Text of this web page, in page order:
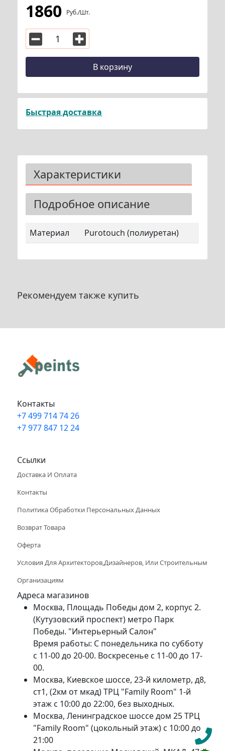
1860 Руб./шт.
В корзину
Быстрая доставка
Характеристики
Подробное описание
Материал Purotouch (полиуретан)
Рекомендуем также купить
Контакты
+7 499 714 74 26
+7 977 847 12 24
Ссылки
Доставка И Оплата
Контакты
Политика Обработки Персональных Данных
Возврат Товара
Оферта
Условия Для Архитекторов,дизайнеров, Или Строительным
Организациям
Адреса магазинов
Москва, Площадь Победы дом 2, корпус 2.
(Кутузовский проспект) метро Парк
Победы. "Интерьерный Салон"
Время работы: С понедельника по субботу
с 11-00 до 20-00. Воскресенье с 11-00 до 17-
00.
Москва, Киевское шоссе, 23-й километр, д8,
ст1, (2км от мкад) ТРЦ "Family Room" 1-й
этаж с 10:00 до 22:00, без выходных.
Москва, Ленинградское шоссе дом 25 ТРЦ
"Family Room" (цокольный этаж) с 10:00 до
21:00